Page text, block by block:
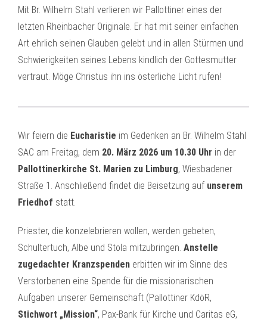
Mit Br. Wilhelm Stahl verlieren wir Pallottiner eines der
letzten Rheinbacher Originale. Er hat mit seiner einfachen
Art ehrlich seinen Glauben gelebt und in allen Stürmen und
Schwierigkeiten seines Lebens kindlich der Gottesmutter
vertraut. Möge Christus ihn ins österliche Licht rufen!
Wir feiern die Eucharistie im Gedenken an Br. Wilhelm Stahl
SAC am Freitag, dem 20. März 2026 um 10.30 Uhr in der
Pallottinerkirche St. Marien zu Limburg, Wiesbadener
Straße 1. Anschließend findet die Beisetzung auf unserem
Friedhof statt.
Priester, die konzelebrieren wollen, werden gebeten,
Schultertuch, Albe und Stola mitzubringen. Anstelle
zugedachter Kranzspenden erbitten wir im Sinne des
Verstorbenen eine Spende für die missionarischen
Aufgaben unserer Gemeinschaft (Pallottiner KdöR,
Stichwort „Mission“, Pax-Bank für Kirche und Caritas eG,